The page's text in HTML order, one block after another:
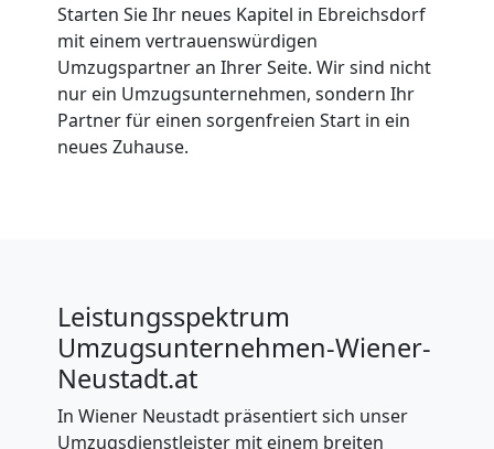
Starten Sie Ihr neues Kapitel in Ebreichsdorf
mit einem vertrauenswürdigen
Umzugspartner an Ihrer Seite. Wir sind nicht
nur ein Umzugsunternehmen, sondern Ihr
Partner für einen sorgenfreien Start in ein
neues Zuhause.
Leistungsspektrum
Umzugsunternehmen-Wiener-
Neustadt.at
In Wiener Neustadt präsentiert sich unser
Umzugsdienstleister mit einem breiten